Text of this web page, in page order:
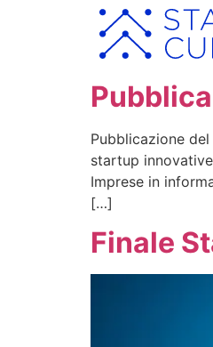
Pubblicazione
startup
Imprese in
[…]
Finale